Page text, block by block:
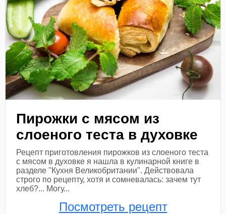
Пирожки с мясом из
слоеного теста в духовке
Рецепт приготовления пирожков из слоеного теста
с мясом в духовке я нашла в кулинарной книге в
разделе "Кухня Великобритании". Действовала
строго по рецепту, хотя и сомневалась: зачем тут
хлеб?... Могу...
Посмотреть рецепт